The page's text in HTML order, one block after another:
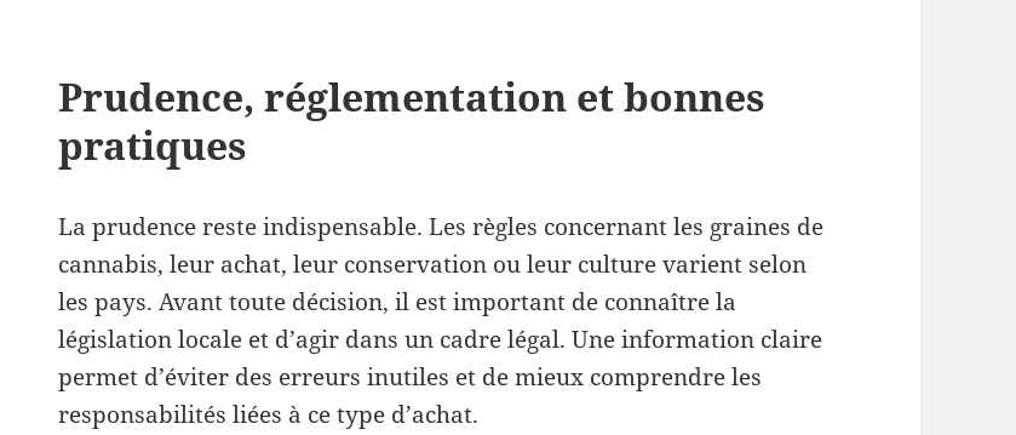
Prudence, réglementation et bonnes
pratiques
La prudence reste indispensable. Les règles concernant les graines de
cannabis, leur achat, leur conservation ou leur culture varient selon
les pays. Avant toute décision, il est important de connaître la
législation locale et d’agir dans un cadre légal. Une information claire
permet d’éviter des erreurs inutiles et de mieux comprendre les
responsabilités liées à ce type d’achat.